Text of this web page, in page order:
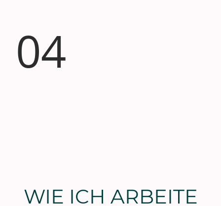
04
WIE ICH ARBEITE